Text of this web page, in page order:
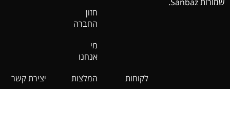
חזון
החברה
מי
אנחנו
לקוחות המלצות יצירת קשר